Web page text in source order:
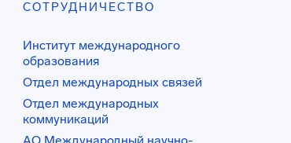
СОТРУДНИЧЕСТВО
Институт международного
образования
Отдел международных связей
Отдел международных
коммуникаций